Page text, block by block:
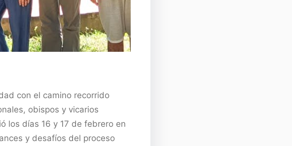
con el camino recorrido
obispos y vicarios
los días 16 y 17 de febrero en
y desafíos del proceso